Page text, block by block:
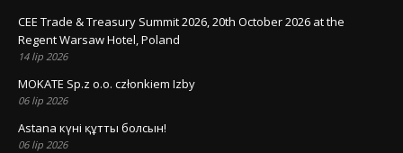
CEE Trade & Treasury Summit 2026, 20th October 2026 at the
Regent Warsaw Hotel, Poland
14 lip 2026
MOKATE Sp.z o.o. członkiem Izby
06 lip 2026
Astana күні құтты болсын!
06 lip 2026